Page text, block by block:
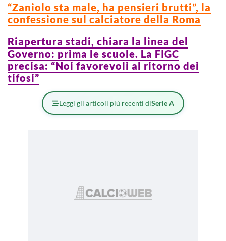
“Zaniolo sta male, ha pensieri brutti”, la
confessione sul calciatore della Roma
Riapertura stadi, chiara la linea del
Governo: prima le scuole. La FIGC
precisa: “Noi favorevoli al ritorno dei
tifosi”
Leggi gli articoli più recenti diSerie A